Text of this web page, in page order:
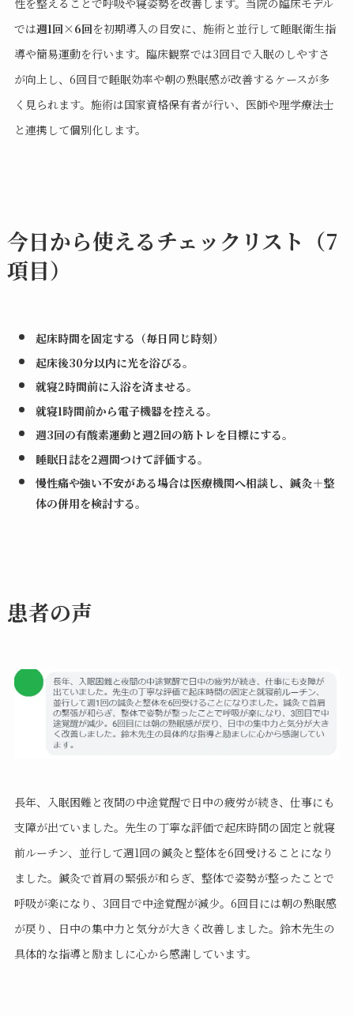
性を整えることで呼吸や寝姿勢を改善します。当院の臨床モデル
では週1回×6回を初期導入の目安に、施術と並行して睡眠衛生指
導や簡易運動を行います。臨床観察では3回目で入眠のしやすさ
が向上し、6回目で睡眠効率や朝の熟眠感が改善するケースが多
く見られます。施術は国家資格保有者が行い、医師や理学療法士
と連携して個別化します。
今日から使えるチェックリスト（7
項目）
起床時間を固定する（毎日同じ時刻）
起床後30分以内に光を浴びる。
就寝2時間前に入浴を済ませる。
就寝1時間前から電子機器を控える。
週3回の有酸素運動と週2回の筋トレを目標にする。
睡眠日誌を2週間つけて評価する。
慢性痛や強い不安がある場合は医療機関へ相談し、鍼灸＋整
体の併用を検討する。
患者の声
長年、入眠困難と夜間の中途覚醒で日中の疲労が続き、仕事にも
支障が出ていました。先生の丁寧な評価で起床時間の固定と就寝
前ルーチン、並行して週1回の鍼灸と整体を6回受けることになり
ました。鍼灸で首肩の緊張が和らぎ、整体で姿勢が整ったことで
呼吸が楽になり、3回目で中途覚醒が減少。6回目には朝の熟眠感
が戻り、日中の集中力と気分が大きく改善しました。鈴木先生の
具体的な指導と励ましに心から感謝しています。